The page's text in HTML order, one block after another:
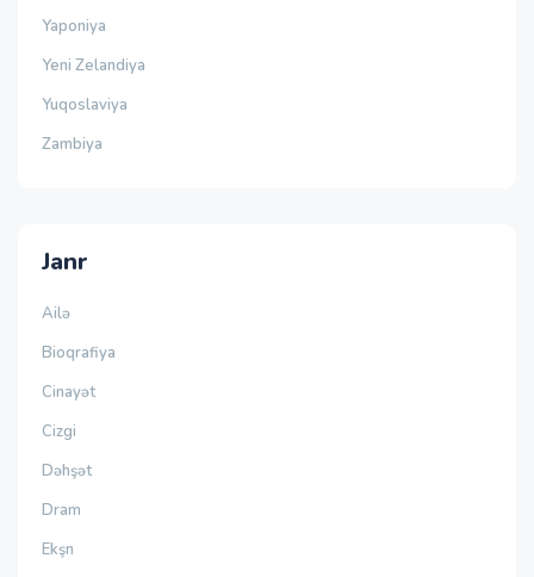
Yaponiya
Yeni Zelandiya
Yuqoslaviya
Zambiya
Janr
Ailə
Bioqrafiya
Cinayət
Cizgi
Dəhşət
Dram
Ekşn